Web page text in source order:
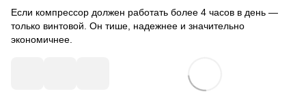
Если компрессор должен работать более 4 часов в день —
только винтовой. Он тише, надежнее и значительно
экономичнее.